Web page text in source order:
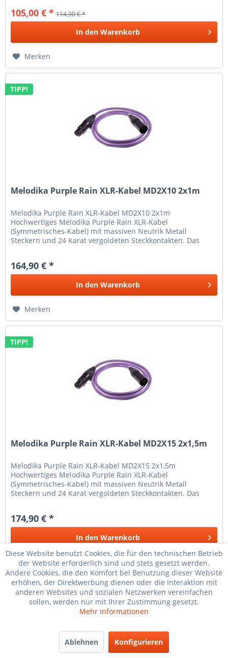
105,00 € * 114,90 € *
In den Warenkorb
Merken
TIPP!
Melodika Purple Rain XLR-Kabel MD2X10 2x1m
Melodika Purple Rain XLR-Kabel MD2X10 2x1m
Hochwertiges Melodika Purple Rain XLR-Kabel
(Symmetrisches-Kabel) mit massiven Neutrik Metall
Steckern und 24 Karat vergoldeten Steckkontakten. Das
164,90 € *
In den Warenkorb
Merken
TIPP!
Melodika Purple Rain XLR-Kabel MD2X15 2x1,5m
Melodika Purple Rain XLR-Kabel MD2X15 2x1,5m
Hochwertiges Melodika Purple Rain XLR-Kabel
(Symmetrisches-Kabel) mit massiven Neutrik Metall
Steckern und 24 Karat vergoldeten Steckkontakten. Das
174,90 € *
In den Warenkorb
Merken
TIPP!
Diese Website benutzt Cookies, die für den technischen Betrieb
der Website erforderlich sind und stets gesetzt werden.
Andere Cookies, die den Komfort bei Benutzung dieser Website
erhöhen, der Direktwerbung dienen oder die Interaktion mit
anderen Websites und sozialen Netzwerken vereinfachen
sollen, werden nur mit Ihrer Zustimmung gesetzt.
Mehr Informationen
Ablehnen Konfigurieren